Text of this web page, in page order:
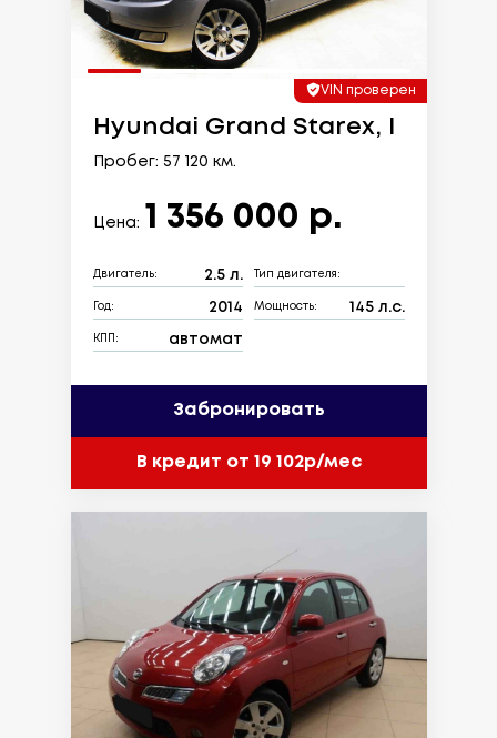
VIN проверен
Hyundai Grand Starex, I
Пробег: 57 120 км.
Цена: 1 356 000 р.
Двигатель: 2.5 л. Тип двигателя:
Год: 2014 Мощность: 145 л.с.
КПП: автомат
Забронировать
В кредит от 19 102р/мес